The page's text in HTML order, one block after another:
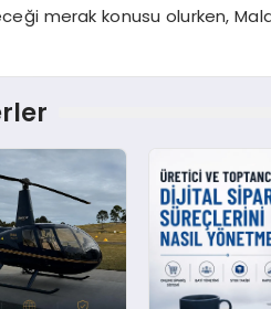
merak konusu olurken,